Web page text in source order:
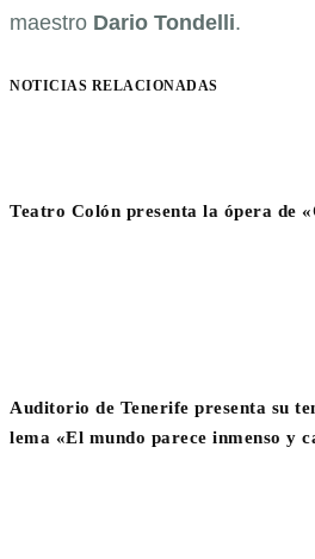
maestro Dario Tondelli.
NOTICIAS RELACIONADAS
Teatro Colón presenta la ópera de
Auditorio de Tenerife presenta su
lema «El mundo parece inmenso y